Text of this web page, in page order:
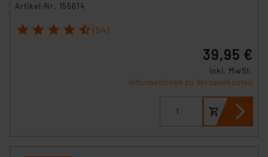
Artikel-Nr. 155614
1 2 3 4 5 (54)
39,95 €
inkl. MwSt.
Informationen zu Versandkosten